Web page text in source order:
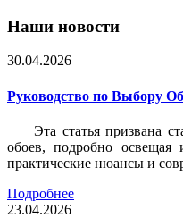
Наши новости
30.04.2026
Руководство по Выбору
Эта статья призвана
обоев, подробно освещая
практические нюансы и
Подробнее
23.04.2026